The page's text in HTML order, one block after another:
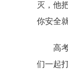
灭，他
你安全
高
们一起